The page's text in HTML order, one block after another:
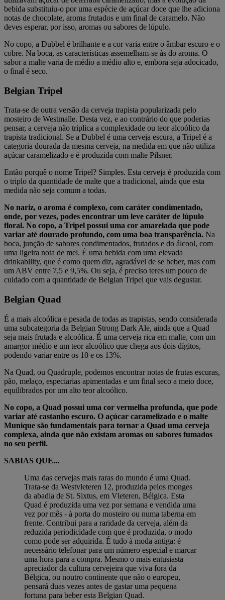
bebida substituiu-o por uma espécie de açúcar doce que lhe adiciona
notas de chocolate, aroma frutados e um final de caramelo. Não
deves esperar, por isso, aromas ou sabores de lúpulo.
No copo, a Dubbel é brilhante e a cor varia entre o âmbar escuro e o
cobre. Na boca, as características assemelham-se às do aroma. O
sabor a malte varia de médio a médio alto e, embora seja adocicado,
o final é seco.
Belgian Tripel
Trata-se de outra versão da cerveja trapista popularizada pelo
mosteiro de Westmalle. Desta vez, e ao contrário do que poderias
pensar, a cerveja não triplica a complexidade ou teor alcoólico da
trapista tradicional. Se a Dubbel é uma cerveja escura, a Tripel é a
categoria dourada da mesma cerveja, na medida em que não utiliza
açúcar caramelizado e é produzida com malte Pilsner.
Então porquê o nome Tripel? Simples. Esta cerveja é produzida com
o triplo da quantidade de malte que a tradicional, ainda que esta
medida não seja comum a todas.
No nariz, o aroma é complexo, com caráter condimentado,
onde, por vezes, podes encontrar um leve caráter de lúpulo
floral. No copo, a Tripel possui uma cor amarelada que pode
variar até dourado profundo, com uma boa transparência. Na
boca, junção de sabores condimentados, frutados e do álcool, com
uma ligeira nota de mel. É uma bebida com uma elevada
drinkability, que é como quem diz, agradável de se beber, mas com
um ABV entre 7,5 e 9,5%. Ou seja, é preciso teres um pouco de
cuidado com a quantidade de Belgian Tripel que vais degustar.
Belgian Quad
É a mais alcoólica e pesada de todas as trapistas, sendo considerada
uma subcategoria da Belgian Strong Dark Ale, ainda que a Quad
seja mais frutada e alcoólica. É uma cerveja rica em malte, com um
amargor médio e um teor alcoólico que chega aos dois dígitos,
podendo variar entre os 10 e os 13%.
Na Quad, ou Quadruple, podemos encontrar notas de frutas escuras,
pão, melaço, especiarias apimentadas e um final seco a meio doce,
equilibrados por um alto teor alcoólico.
No copo, a Quad possui uma cor vermelha profunda, que pode
variar até castanho escuro. O açúcar caramelizado e o malte
Munique são fundamentais para tornar a Quad uma cerveja
complexa, ainda que não existam aromas ou sabores fumados
no seu perfil.
SABIAS QUE...
Uma das cervejas mais raras do mundo é uma Quad.
Trata-se da Westvleteren 12, produzida pelos monges
da abadia de St. Sixtus, em Vleteren, Bélgica. Esta
Quad é produzida uma vez por semana e vendida uma
vez por mês - à porta do mosteiro ou numa taberna em
frente. Contribui para a raridade da cerveja, além da
reduzida periodicidade com que é produzida, o modo
como pode ser adquirida. É tudo à moda antiga: é
necessário telefonar para um número especial e marcar
uma hora para a compra. Mesmo o mais entusiasta
apreciador da cultura cervejeira que viva fora da
Bélgica, ou noutro continente que não o europeu,
pensará duas vezes antes de gastar uma pequena
fortuna para beber esta Belgian Quad.